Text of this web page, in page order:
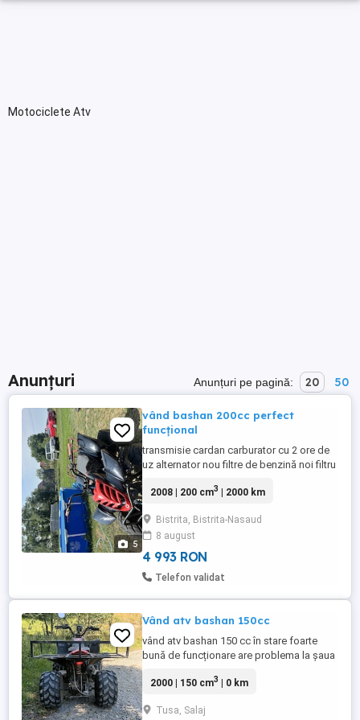
Motociclete Atv
Anunțuri Anunțuri pe pagină: 20 50
5
vând bashan 200cc perfect
funcțional
transmisie cardan carburator cu 2 ore de
uz alternator nou filtre de benzină noi filtru
2008 | 200 cm3 | 2000 km
Bistrita, Bistrita-Nasaud
8 august
4 993 RON
Telefon validat
Vând atv bashan 150cc
vând atv bashan 150 cc în stare foarte
bună de funcționare are problema la șaua
unsuroase de la soare și nu am maneta de
la nr de telefon
2000 | 150 cm3 | 0 km
Tusa, Salaj